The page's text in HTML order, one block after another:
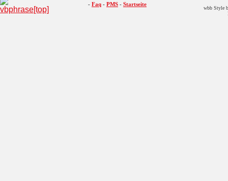
- Faq - PMS - Startseite
wbb Style